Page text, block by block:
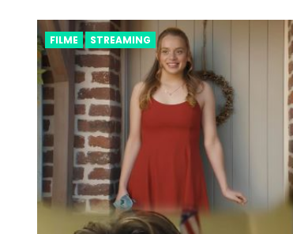
FILME STREAMING